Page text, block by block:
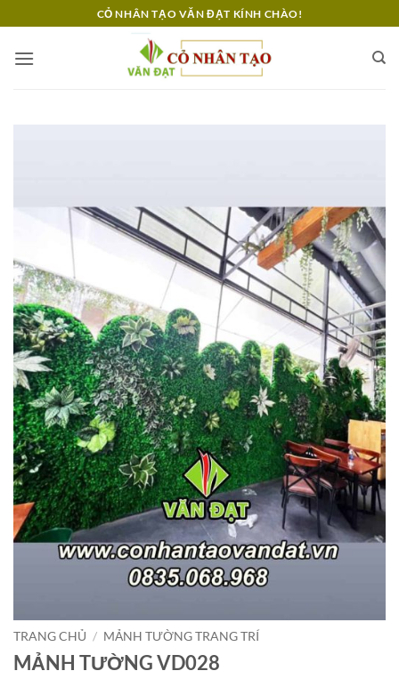
qua
nội
CỎ NHÂN TẠO VĂN ĐẠT KÍNH CHÀO!
TRANG CHỦ / MẢNH TƯỜNG TRANG TRÍ
MẢNH TƯỜNG VD028